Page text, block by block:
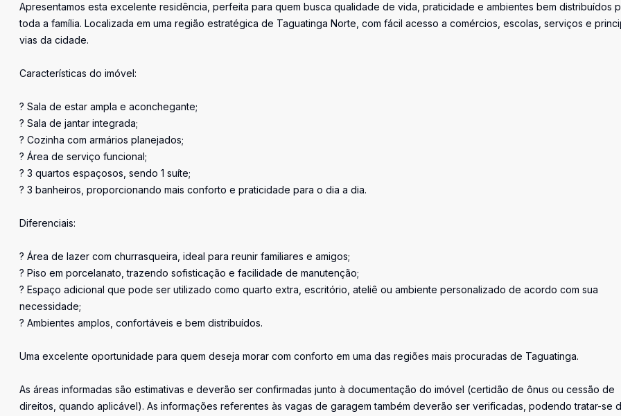
Apresentamos esta excelente residência, perfeita para quem busca qualidade de vida, praticidade e ambientes bem distribuídos
toda a família. Localizada em uma região estratégica de Taguatinga Norte, com fácil acesso a comércios, escolas, serviços e
vias da cidade.
Características do imóvel:
? Sala de estar ampla e aconchegante;
? Sala de jantar integrada;
? Cozinha com armários planejados;
? Área de serviço funcional;
? 3 quartos espaçosos, sendo 1 suíte;
? 3 banheiros, proporcionando mais conforto e praticidade para o dia a dia.
Diferenciais:
? Área de lazer com churrasqueira, ideal para reunir familiares e amigos;
? Piso em porcelanato, trazendo sofisticação e facilidade de manutenção;
? Espaço adicional que pode ser utilizado como quarto extra, escritório, ateliê ou ambiente personalizado de acordo com sua
necessidade;
? Ambientes amplos, confortáveis e bem distribuídos.
Uma excelente oportunidade para quem deseja morar com conforto em uma das regiões mais procuradas de Taguatinga.
As áreas informadas são estimativas e deverão ser confirmadas junto à documentação do imóvel (certidão de ônus ou cessão de
direitos, quando aplicável). As informações referentes às vagas de garagem também deverão ser verificadas, podendo tratar-se